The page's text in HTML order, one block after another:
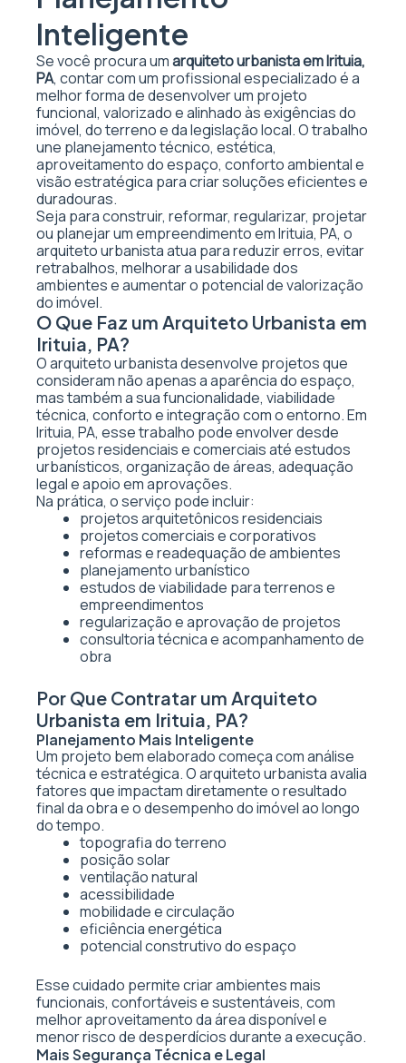
Inteligente
Se você procura umarquiteto urbanista em Irituia,
PA, contar com um profissional especializado é a
melhor forma de desenvolver um projeto
funcional, valorizado e alinhado às exigências do
imóvel, do terreno e da legislação local. O trabalho
une planejamento técnico, estética,
aproveitamento do espaço, conforto ambiental e
visão estratégica para criar soluções eficientes e
duradouras.
Seja para construir, reformar, regularizar, projetar
ou planejar um empreendimento em Irituia, PA, o
arquiteto urbanista atua para reduzir erros, evitar
retrabalhos, melhorar a usabilidade dos
ambientes e aumentar o potencial de valorização
do imóvel.
O Que Faz um Arquiteto Urbanista em
Irituia, PA?
O arquiteto urbanista desenvolve projetos que
consideram não apenas a aparência do espaço,
mas também a sua funcionalidade, viabilidade
técnica, conforto e integração com o entorno. Em
Irituia, PA, esse trabalho pode envolver desde
projetos residenciais e comerciais até estudos
urbanísticos, organização de áreas, adequação
legal e apoio em aprovações.
Na prática, o serviço pode incluir:
projetos arquitetônicos residenciais
projetos comerciais e corporativos
reformas e readequação de ambientes
planejamento urbanístico
estudos de viabilidade para terrenos e
empreendimentos
regularização e aprovação de projetos
consultoria técnica e acompanhamento de
obra
Por Que Contratar um Arquiteto
Urbanista em Irituia, PA?
Planejamento Mais Inteligente
Um projeto bem elaborado começa com análise
técnica e estratégica. O arquiteto urbanista avalia
fatores que impactam diretamente o resultado
final da obra e o desempenho do imóvel ao longo
do tempo.
topografia do terreno
posição solar
ventilação natural
acessibilidade
mobilidade e circulação
eficiência energética
potencial construtivo do espaço
Esse cuidado permite criar ambientes mais
funcionais, confortáveis e sustentáveis, com
melhor aproveitamento da área disponível e
menor risco de desperdícios durante a execução.
Mais Segurança Técnica e Legal